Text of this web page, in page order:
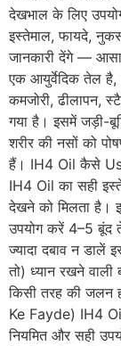
देखभाल के लिए
इस्तेमाल, फायदे,
जानकारी देंगे —
एक आयुर्वेदिक तेल है,
कमजोरी, ढीलापन,
गया है। इसमें जड़ी-
शरीर की नसों को
हैं। IH4 Oil कैसे
IH4 Oil का सही
देखने को मिलता है।
उपयोग करें 4–5 बूंद
ज्यादा दबाव न डालें
तो) ध्यान रखने
किसी तरह की जलन
Ke Fayde) IH4
नियमित और सही